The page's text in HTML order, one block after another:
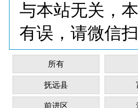
与本站无关，
有误，请微信
所有
抚远县
前进区